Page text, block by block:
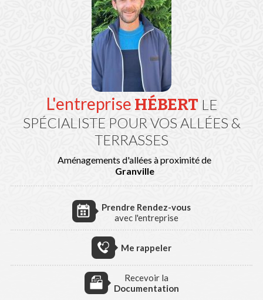
L'entreprise HÉBERT LE
SPÉCIALISTE POUR VOS ALLÉES &
TERRASSES
Aménagements d'allées à proximité de
Granville
Prendre Rendez-vous
avec l'entreprise
Me rappeler
Recevoir la
Documentation